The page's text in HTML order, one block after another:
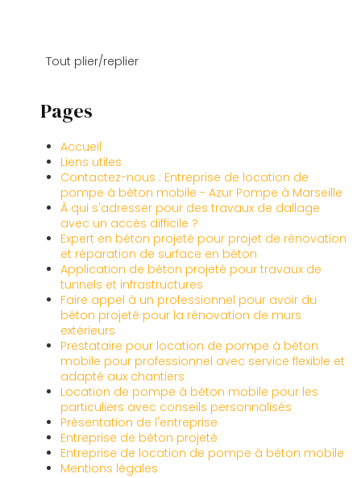
Tout plier/replier
Pages
Accueil
Liens utiles
Contactez-nous : Entreprise de location de
pompe à béton mobile - Azur Pompe à Marseille
À qui s'adresser pour des travaux de dallage
avec un accès difficile ?
Expert en béton projeté pour projet de rénovation
et réparation de surface en béton
Application de béton projeté pour travaux de
tunnels et infrastructures
Faire appel à un professionnel pour avoir du
béton projeté pour la rénovation de murs
extérieurs
Prestataire pour location de pompe à béton
mobile pour professionnel avec service flexible et
adapté aux chantiers
Location de pompe à béton mobile pour les
particuliers avec conseils personnalisés
Présentation de l'entreprise
Entreprise de béton projeté
Entreprise de location de pompe à béton mobile
Mentions légales